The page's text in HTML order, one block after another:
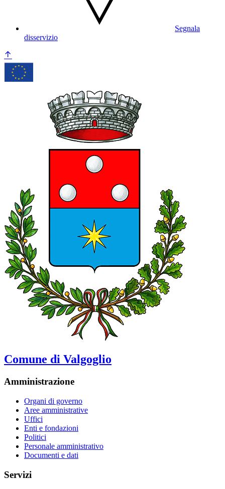
Segnala
disservizio
Comune di Valgoglio
Amministrazione
Organi di governo
Aree amministrative
Uffici
Enti e fondazioni
Politici
Personale amministrativo
Documenti e dati
Servizi